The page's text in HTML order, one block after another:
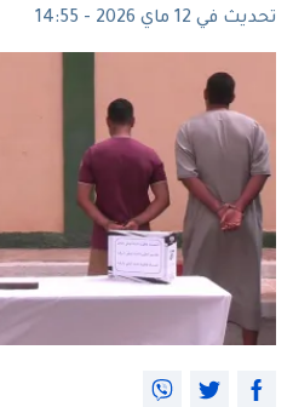
تحديث في 12 ماي 2026 - 14:55